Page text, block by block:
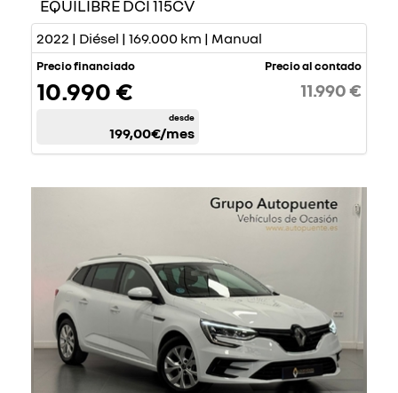
EQUILIBRE DCI 115CV
2022 | Diésel | 169.000 km | Manual
Precio financiado
10.990 €
desde
199,00€/mes
Precio al contado
11.990 €